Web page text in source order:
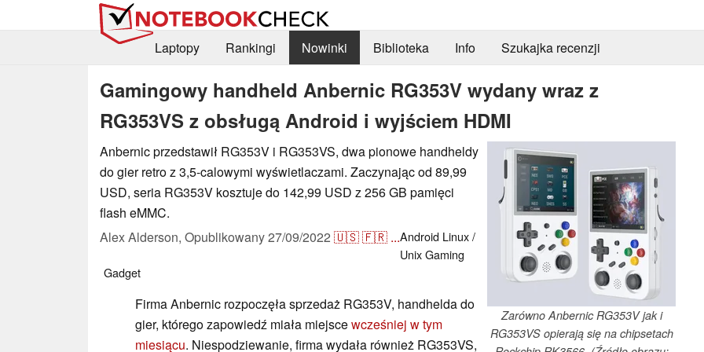
Laptopy Rankingi Nowinki Biblioteka Info Szukajka recenzji
Gamingowy handheld Anbernic RG353V wydany wraz z
RG353VS z obsługą Android i wyjściem HDMI
Zarówno Anbernic RG353V jak i
RG353VS opierają się na chipsetach
Anbernic przedstawił RG353V i RG353VS, dwa pionowe handheldy
do gier retro z 3,5-calowymi wyświetlaczami. Zaczynając od 89,99
USD, seria RG353V kosztuje do 142,99 USD z 256 GB pamięci
flash eMMC.
Alex Alderson, Opublikowany27/09/2022 🇺🇸🇫🇷 ...Android Linux /
UnixGaming
Gadget
Firma Anbernic rozpoczęła sprzedaż RG353V, handhelda do
gier, którego zapowiedź miała miejscewcześniej w tym
miesiącu. Niespodziewanie, firma wydała również RG353VS,